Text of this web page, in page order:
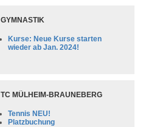
GYMNASTIK
Kurse: Neue Kurse starten
wieder ab Jan. 2024!
TC MÜLHEIM-BRAUNEBERG
Tennis NEU!
Platzbuchung